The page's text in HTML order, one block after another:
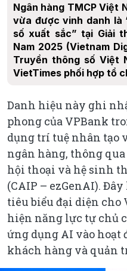
Ngân hàng TMCP Việt
vừa được vinh danh là
số xuất sắc” tại Giải
Nam 2025 (Vietnam
Truyền thông số Việt
VietTimes phối hợp tổ
Danh hiệu này ghi
phong của VPBank
dụng trí tuệ nhân tạo
ngân hàng, thông
hội thoại và hệ sinh
(CAIP – ezGenAI).
tiêu biểu đại diện cho
hiện năng lực tự chủ
ứng dụng AI vào hoạt
khách hàng và quản